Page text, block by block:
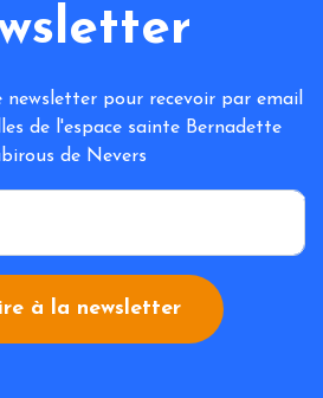
newsletter pour recevoir par email
de l'espace sainte Bernadette
de Nevers
*
à la newsletter